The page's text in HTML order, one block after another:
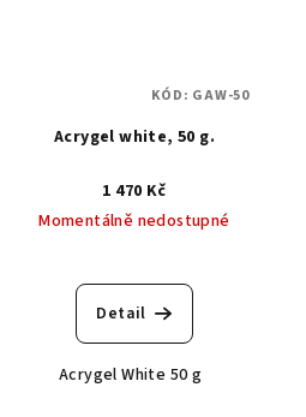
Acrygel white, 50 g.
1 470 Kč
Momentálně nedostupné
Detail
Acrygel White 50 g
KÓD: GAW-50